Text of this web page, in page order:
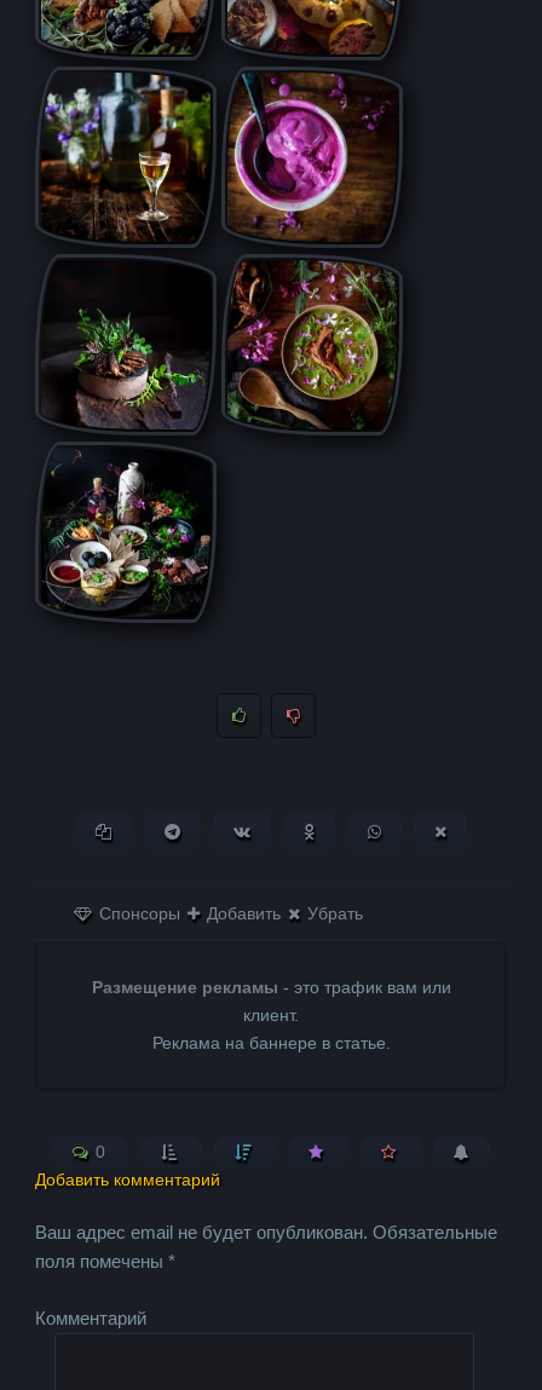
Копировать ссылкуПоделиться в Telegram
Поделиться ВКонтактеПоделиться в
Поделиться в
Спонсоры Добавить Убрать
Размещение рекламы - это трафик вам или
клиент.
Реклама на баннере в статье.
0
Добавить комментарий
Ваш адрес email не будет опубликован. Обязательные
поля помечены*
Комментарий